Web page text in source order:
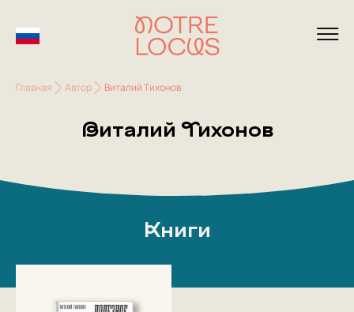
Главная Автор Виталий Тихонов
Виталий Тихонов
Книги